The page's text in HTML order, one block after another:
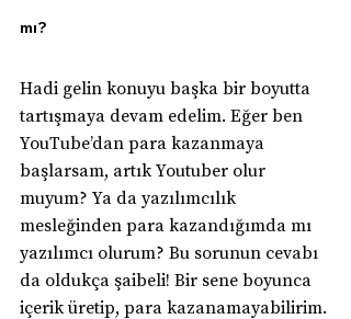
mı?
Hadi gelin konuyu başka bir boyutta
tartışmaya devam edelim. Eğer ben
YouTube’dan para kazanmaya
başlarsam, artık Youtuber olur
muyum? Ya da yazılımcılık
mesleğinden para kazandığımda mı
yazılımcı olurum? Bu sorunun cevabı
da oldukça şaibeli! Bir sene boyunca
içerik üretip, para kazanamayabilirim.